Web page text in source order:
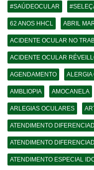
#SAÚDEOCULAR
62 ANOS HHCL ABRIL
ACIDENTE OCULAR NO
ACIDENTE OCULAR
AGENDAMENTO ALERGIA
AMBLIOPIA AMOCANELA
ARLEGIAS OCULARES
ATENDIMENTO
ATENDIMENTO
ATENDIMENTO ESPECIAL